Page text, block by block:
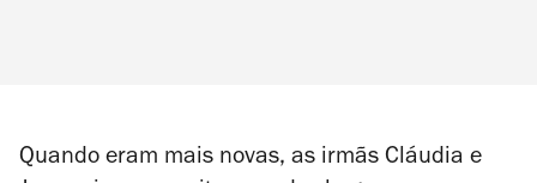
Quando eram mais novas, as irmãs Cláudia e